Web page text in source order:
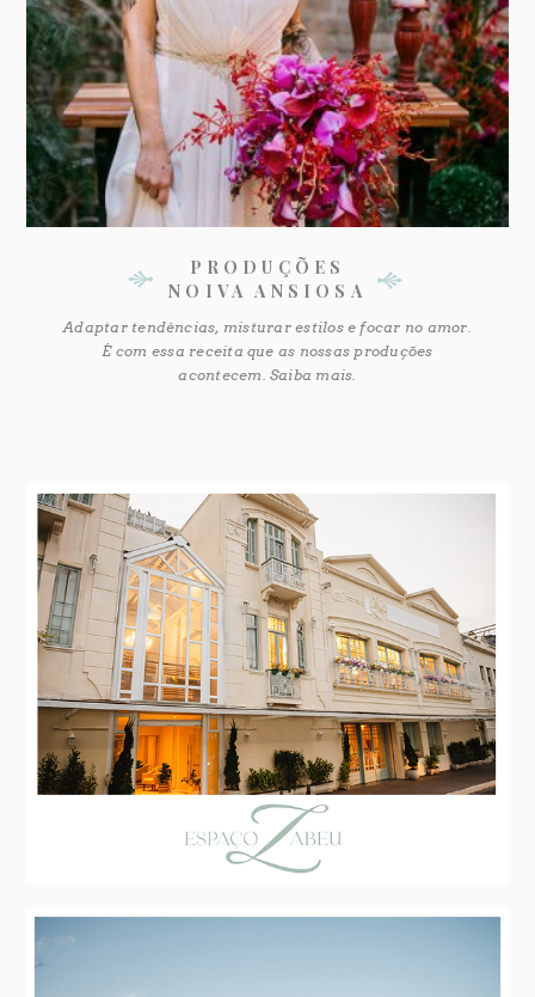
PRODUÇÕES
NOIVA ANSIOSA
Adaptar tendências, misturar estilos e focar no amor.
É com essa receita que as nossas produções
acontecem. Saiba mais.